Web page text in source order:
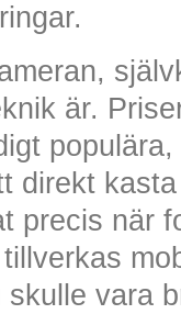
är.
direkt
precis när
skulle vara